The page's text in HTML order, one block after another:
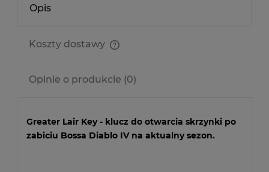
Opis
Koszty dostawy
Opinie o produkcie (0)
Greater Lair Key - klucz do otwarcia skrzynki po
zabiciu Bossa Diablo IV na aktualny sezon.